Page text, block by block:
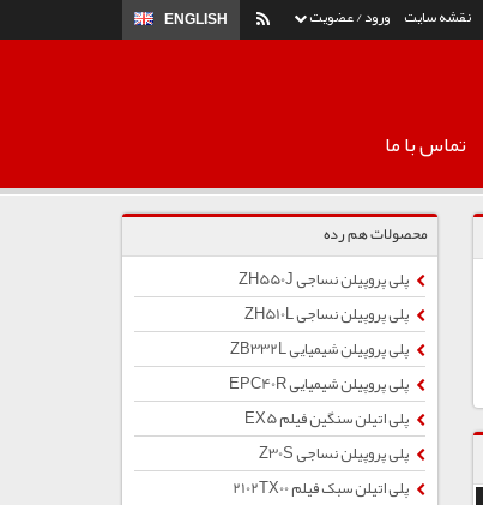
ورود / عضویت ENGLISH نقشه سایت
تماس با ما
محصولات هم رده
پلی پروپیلن نساجی ZH550J
پلی پروپیلن نساجی ZH510L
پلی پروپیلن شیمیایی ZB332L
پلی پروپیلن شیمیایی EPC40R
پلی اتیلن سنگین فیلم EX5
پلی پروپیلن نساجی Z30S
پلی اتیلن سبک فیلم 2102TX00